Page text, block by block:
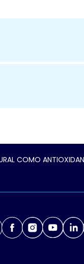
COMO
FacebookInstagram